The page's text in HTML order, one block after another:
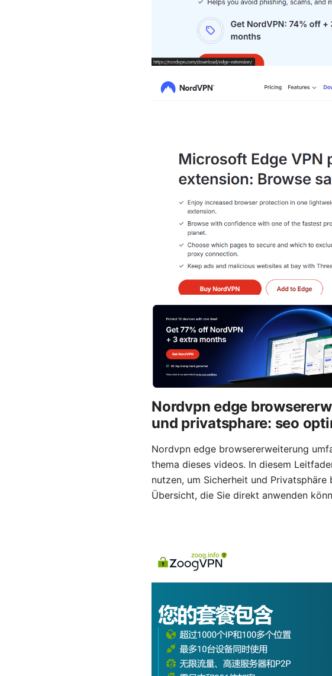
Nordvpn edge
und privatsphare: seo
Nordvpn edge browsererweiterung
thema dieses videos. In diesem
nutzen, um Sicherheit und
Übersicht, die Sie direkt anwenden